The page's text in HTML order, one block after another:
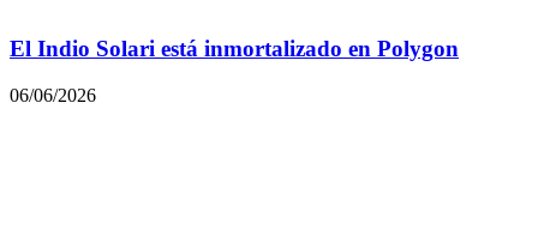
El Indio Solari está inmortalizado en Polygon
06/06/2026